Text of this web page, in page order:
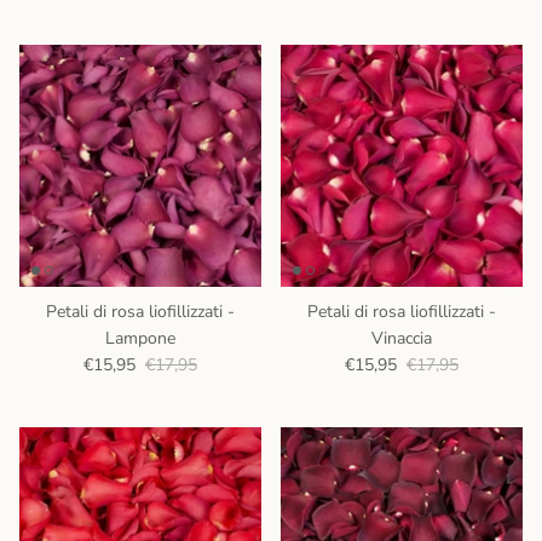
Petali di rosa liofillizzati -
Lampone
€15,95 €17,95
Petali di rosa liofillizzati -
Vinaccia
€15,95 €17,95